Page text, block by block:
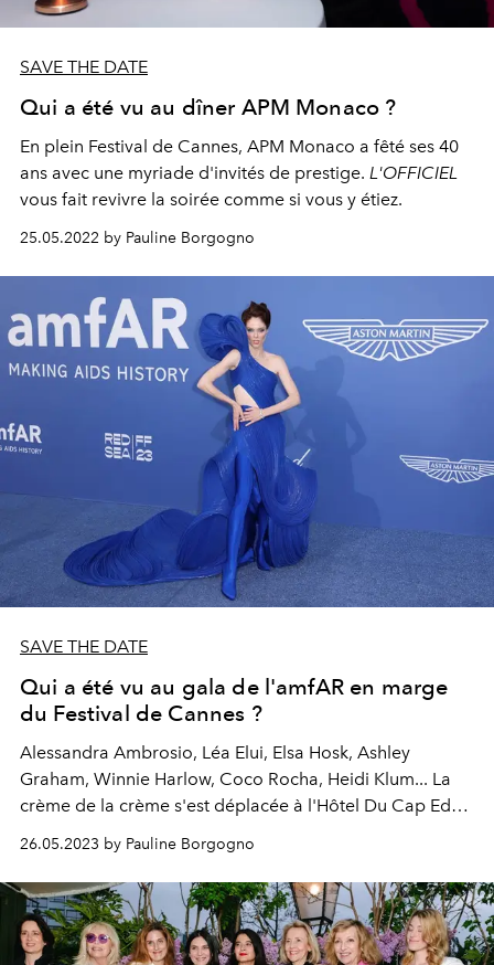
SAVE THE DATE
Qui a été vu au dîner APM Monaco ?
En plein Festival de Cannes, APM Monaco a fêté ses 40
ans avec une myriade d'invités de prestige. L'OFFICIEL
vous fait revivre la soirée comme si vous y étiez.
25.05.2022 by Pauline Borgogno
SAVE THE DATE
Qui a été vu au gala de l'amfAR en marge
du Festival de Cannes ?
Alessandra Ambrosio, Léa Elui, Elsa Hosk, Ashley
Graham, Winnie Harlow, Coco Rocha, Heidi Klum... La
crème de la crème s'est déplacée à l'Hôtel Du Cap Eden
Roc pour la bonne cause.
26.05.2023 by Pauline Borgogno